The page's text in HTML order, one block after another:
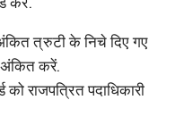
त्रुटी के निचे दिए गए
अंकित करें.
राजपत्रित पदाधिकारी